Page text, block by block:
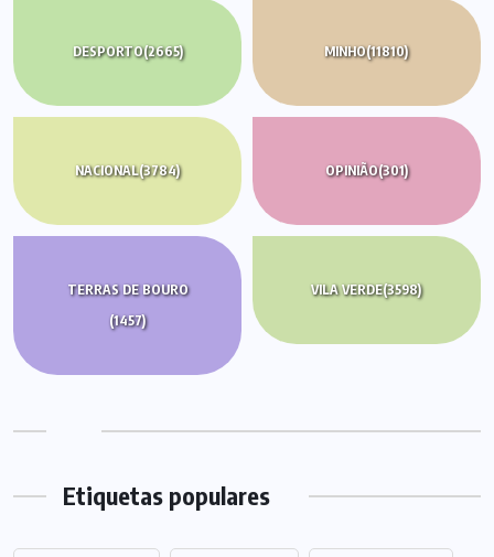
DESPORTO(2665) MINHO(11810)
NACIONAL(3784) OPINIÃO(301)
TERRAS DE BOURO
(1457)
VILA VERDE(3598)
Etiquetas populares